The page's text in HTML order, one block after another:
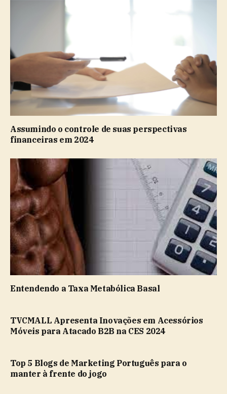
Assumindo o controle de suas perspectivas
financeiras em 2024
Entendendo a Taxa Metabólica Basal
TVCMALL Apresenta Inovações em Acessórios
Móveis para Atacado B2B na CES 2024
Top 5 Blogs de Marketing Português para o
manter à frente do jogo